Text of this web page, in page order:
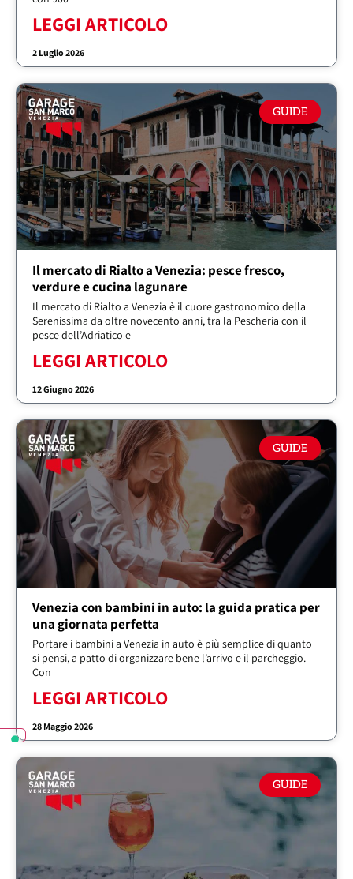
LEGGI ARTICOLO
2 Luglio 2026
GUIDE
Il mercato di Rialto a Venezia: pesce fresco,
verdure e cucina lagunare
Il mercato di Rialto a Venezia è il cuore gastronomico della
Serenissima da oltre novecento anni, tra la Pescheria con il
pesce dell’Adriatico e
LEGGI ARTICOLO
12 Giugno 2026
GUIDE
Venezia con bambini in auto: la guida pratica per
una giornata perfetta
Portare i bambini a Venezia in auto è più semplice di quanto
si pensi, a patto di organizzare bene l’arrivo e il parcheggio.
Con
LEGGI ARTICOLO
28 Maggio 2026
GUIDE